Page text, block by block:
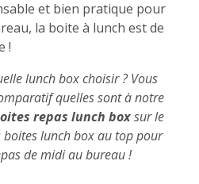
et bien pratique pour
la boite à lunch est de
!
lunch box choisir ? Vous
quelles sont à notre
repas lunch boxsur le
boites lunch box au top pour
de midi au bureau !